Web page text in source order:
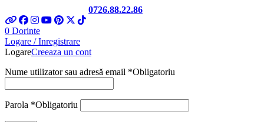
0726.88.22.86
0 Dorinte
Logare / Inregistrare
LogareCreeaza un cont
Nume utilizator sau adresă email *Obligatoriu
Parola *Obligatoriu